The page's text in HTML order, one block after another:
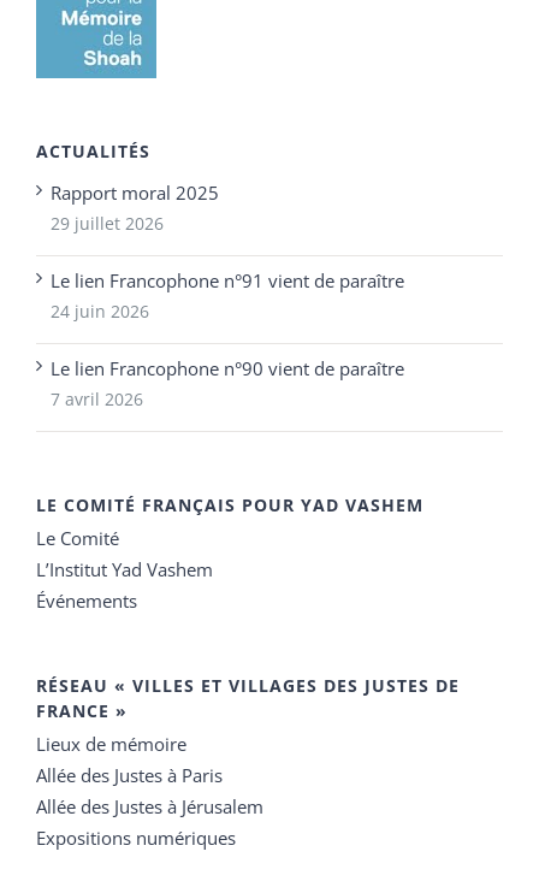
ACTUALITÉS
Rapport moral 2025
29 juillet 2026
Le lien Francophone n°91 vient de paraître
24 juin 2026
Le lien Francophone n°90 vient de paraître
7 avril 2026
LE COMITÉ FRANÇAIS POUR YAD VASHEM
Le Comité
L’Institut Yad Vashem
Événements
RÉSEAU « VILLES ET VILLAGES DES JUSTES DE
FRANCE »
Lieux de mémoire
Allée des Justes à Paris
Allée des Justes à Jérusalem
Expositions numériques